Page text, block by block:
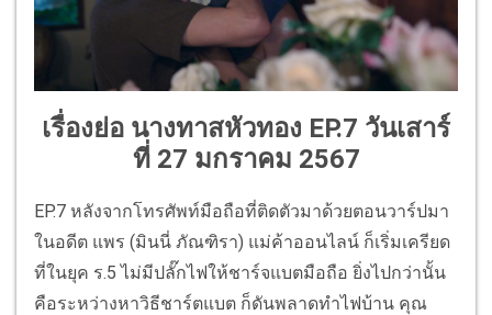
เรื่องย่อ นางทาสหัวทอง EP.7 วันเสาร์
ที่ 27 มกราคม 2567
EP.7 หลังจากโทรศัพท์มือถือที่ติดตัวมาด้วยตอนวาร์ปมา
ในอดีต แพร (มินนี่ ภัณฑิรา) แม่ค้าออนไลน์ ก็เริ่มเครียด
ที่ในยุค ร.5 ไม่มีปลั๊กไฟให้ชาร์จแบตมือถือ ยิ่งไปกว่านั้น
คือระหว่างหาวิธีชาร์ตแบต ก็ดันพลาดทําไฟบ้าน คุณ